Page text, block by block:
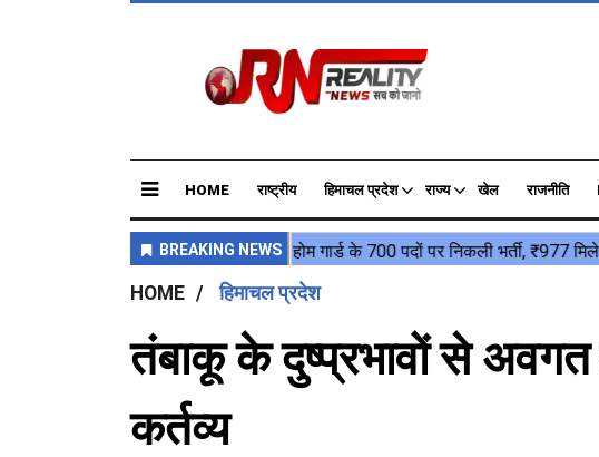
HOME राष्ट्रीय हिमाचल प्रदेश राज्य खेल राजनीति
HOME हिमाचल प्रदेश
तंबाकू के दुष्प्रभावों से अवगत
कर्तव्य